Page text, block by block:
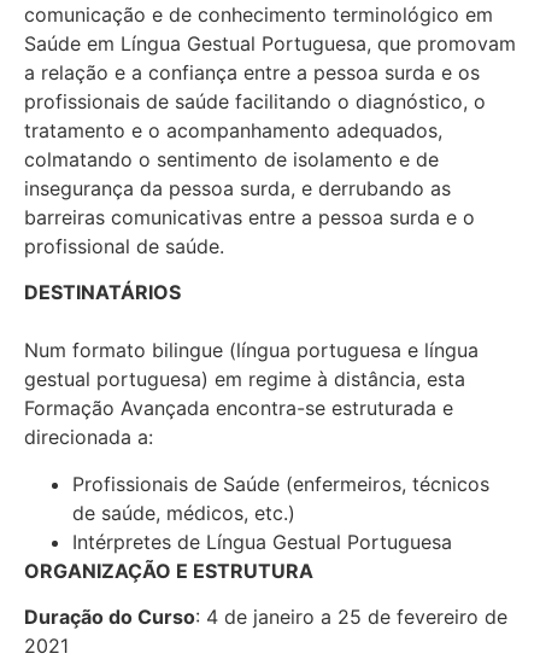
comunicação e de conhecimento terminológico em
Saúde em Língua Gestual Portuguesa, que promovam
a relação e a confiança entre a pessoa surda e os
profissionais de saúde facilitando o diagnóstico, o
tratamento e o acompanhamento adequados,
colmatando o sentimento de isolamento e de
insegurança da pessoa surda, e derrubando as
barreiras comunicativas entre a pessoa surda e o
profissional de saúde.
DESTINATÁRIOS
Num formato bilingue (língua portuguesa e língua
gestual portuguesa) em regime à distância, esta
Formação Avançada encontra-se estruturada e
direcionada a:
Profissionais de Saúde (enfermeiros, técnicos
de saúde, médicos, etc.)
Intérpretes de Língua Gestual Portuguesa
ORGANIZAÇÃO E ESTRUTURA
Duração do Curso: 4 de janeiro a 25 de fevereiro de
2021